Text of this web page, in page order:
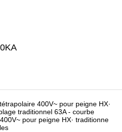
400V~ pour peigne HX·
traditionnel 63A - courbe
pour peigne HX· traditionne